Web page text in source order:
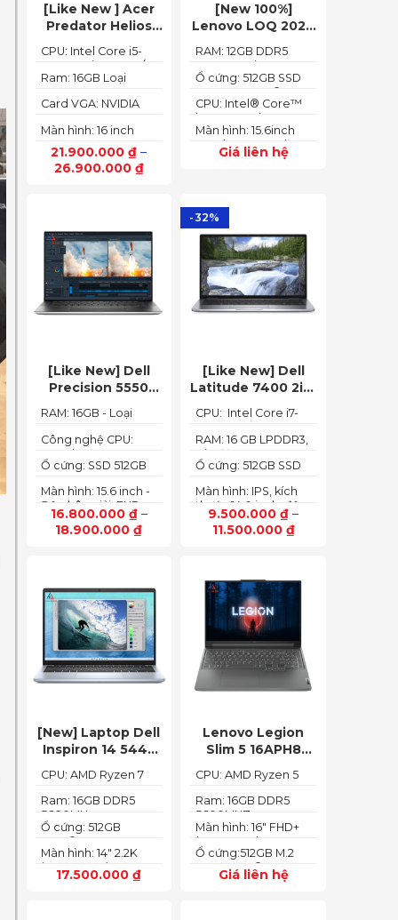
[Like New ] Acer
Predator Helios
Neo 2023 PHN16-
71-54W3 (Core i5-
13500HX, 16GB,
6GB, 16″ FHD
165Hz)
21.900.000₫ –
26.900.000 ₫
Màn hình: 16 inch
SlimBezel, sRGB
100%, Acer
Card VGA: NVIDIA
6GB (140W)
Ram: 16GB Loại
4800MHz
CPU: Intel Core i5-
13500HX (14 Cores/
20 Threads, up to
[New 100%]
Lenovo LOQ 2024
12450HX, 12GB,
512GB, RTX 3050
6GB, 15.6″ FHD
144Hz)
Giá liên hệ
Màn hình: 15.6inch
FHD (1920x1080) IPS
300nits Anti-glare,
CPU: Intel® Core™
i5-12450HX (2.00GHz
up to 4.40GHz, 12MB
Cache)
Ổ cứng: 512GB SSD
M.2 2242 PCIe®
4.0x4 NVMe®
RAM: 12GB DDR5
4800MHz (up to
32GB)
[Like New] Dell
Precision 5550
(Core i7-10850H,
RAM 16GB, SSD
512GB, Nvidia
Quadro T1000 4G,
Màn 15.6” FHD+)
16.800.000 ₫–
18.900.000₫
Màn hình: 15.6 inch -
Độ phân giải: FHD+
(1920 x 1200 px)
Ổ cứng: SSD 512GB
Công nghệ CPU:
Core i7-10750H, 6
nhân, 12 luồng
RAM: 16GB - Loại
-32%
[Like New] Dell
Latitude 7400 2in1
TOUCH – Core i7
8665U | Ram 16G |
SSD 512G | màn
hình 14 inch FHD
Cảm ứng x360
9.500.000₫ –
11.500.000 ₫
Màn hình: IPS, kích
thước 14.0 inch, độ
phân giải Full HD
(1920 x 1080)
Ổ cứng: 512GB SSD
RAM: 16 GB LPDDR3,
tốc độ 2133 MHz
CPU: Intel Core i7-
[New] Laptop Dell
Inspiron 14 5445
(Ram 16GB SSD
512GB AMD
Radeon 780M Màn
14inch 2.2K)
17.500.000₫
Màn hình: 14" 2.2K
(2240X1400)
Ổ cứng: 512GB
PCIe® NVMe™ M.2
SSD
Ram: 16GB DDR5
5600MHz
CPU: AMD Ryzen 7
Lenovo Legion
Slim 5 16APH8
RAM 16GB SSD
512GB RTX 4060
16″ FHD+ 144Hz)
Giá liên hệ
Ổ cứng:512GB M.2
2280 PCIe® 4.0 x4
Màn hình: 16" FHD+
(1920x1200) IPS
Ram: 16GB DDR5
5600MHZ
CPU: AMD Ryzen 5